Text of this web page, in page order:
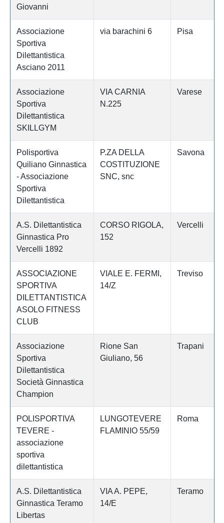
Giovanni
Associazione
Sportiva
Dilettantistica
Asciano 2011
via barachini 6 Pisa
Associazione
Sportiva
Dilettantistica
SKILLGYM
VIA CARNIA
N.225
Varese
Polisportiva
Quiliano Ginnastica
- Associazione
Sportiva
Dilettantistica
P.ZA DELLA
COSTITUZIONE
SNC, snc
Savona
A.S. Dilettantistica
Ginnastica Pro
Vercelli 1892
CORSO RIGOLA,
152
Vercelli
ASSOCIAZIONE
SPORTIVA
DILETTANTISTICA
ASOLO FITNESS
CLUB
VIALE E. FERMI,
14/Z
Treviso
Associazione
Sportiva
Dilettantistica
Società Ginnastica
Champion
Rione San
Giuliano, 56
Trapani
POLISPORTIVA
TEVERE -
associazione
sportiva
dilettantistica
LUNGOTEVERE
FLAMINIO 55/59
Roma
A.S. Dilettantistica
Ginnastica Teramo
Libertas
VIA A. PEPE,
14/E
Teramo